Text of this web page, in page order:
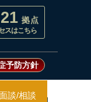
21 拠点
スはこちら
予防方針
談/相談